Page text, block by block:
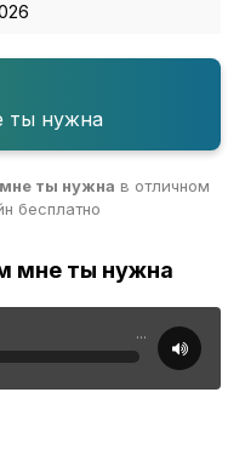
ты нужна
ты нужна в отличном
бесплатно
мне ты нужна
...